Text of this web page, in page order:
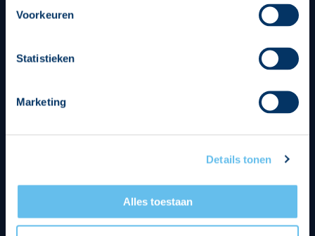
Voorkeuren
Statistieken
Marketing
Details tonen
Alles toestaan